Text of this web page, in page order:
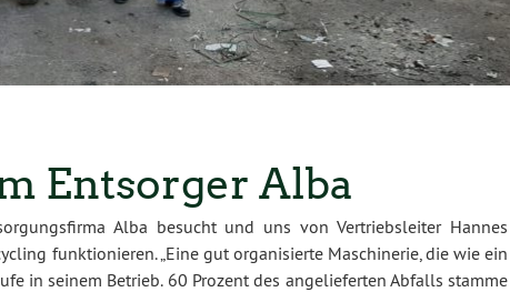
Entsorger Alba
Alba besucht und uns von Vertriebsleiter Hannes
funktionieren. „Eine gut organisierte Maschinerie, die wie ein
in seinem Betrieb. 60 Prozent des angelieferten Abfalls stamme